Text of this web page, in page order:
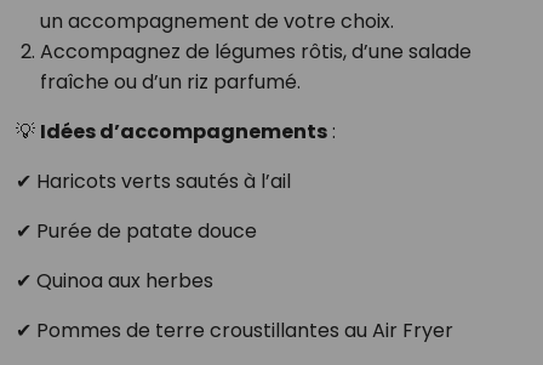
un accompagnement de votre choix.
Accompagnez de légumes rôtis, d’une salade
fraîche ou d’un riz parfumé.
💡 Idées d’accompagnements:
✔ Haricots verts sautés à l’ail
✔ Purée de patate douce
✔ Quinoa aux herbes
✔ Pommes de terre croustillantes au Air Fryer